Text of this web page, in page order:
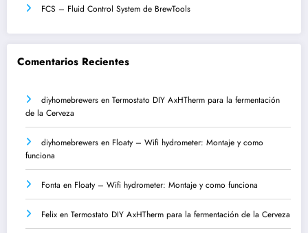
FCS – Fluid Control System de BrewTools
Comentarios Recientes
diyhomebrewers en Termostato DIY AxHTherm para la fermentación
de la Cerveza
diyhomebrewers en Floaty – Wifi hydrometer: Montaje y como
funciona
Fonta en Floaty – Wifi hydrometer: Montaje y como funciona
Felix en Termostato DIY AxHTherm para la fermentación de la Cerveza